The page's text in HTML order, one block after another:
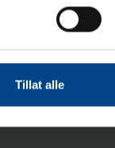
Tillat alle